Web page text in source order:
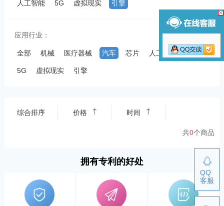
人工智能 5G 虚拟现实 引擎
应用行业：
全部 机械 医疗器械 汽车 芯片 人工智能
5G 虚拟现实 引擎
综合排序 价格 时间
共0个商品
拥有专利的好处
QQ
客服